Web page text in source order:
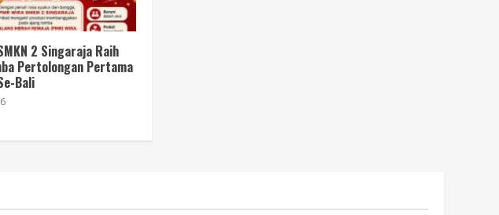
2 Singaraja Raih
Pertolongan Pertama
Bali